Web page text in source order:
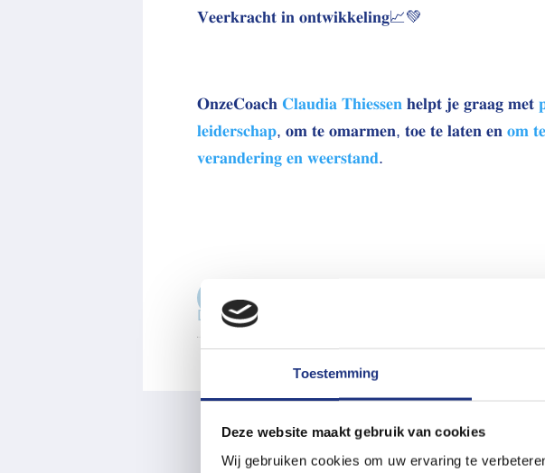
Toestemming
Deze website maakt gebruik van cookies
Wij gebruiken cookies om uw ervaring te
𝐕𝐞𝐞𝐫𝐤𝐫𝐚𝐜𝐡𝐭 𝐢𝐧 𝐨𝐧𝐭𝐰𝐢𝐤𝐤𝐞𝐥𝐢𝐧𝐠📈💚
𝐎𝐧𝐳𝐞𝐂𝐨𝐚𝐜𝐡 𝐂𝐥𝐚𝐮𝐝𝐢𝐚 𝐓𝐡𝐢𝐞𝐬𝐬𝐞𝐧 𝐡𝐞𝐥𝐩𝐭 𝐣𝐞 𝐠𝐫𝐚𝐚𝐠 𝐦𝐞𝐭
𝐥𝐞𝐢𝐝𝐞𝐫𝐬𝐜𝐡𝐚𝐩, 𝐨𝐦 𝐭𝐞 𝐨𝐦𝐚𝐫𝐦𝐞𝐧, 𝐭𝐨𝐞 𝐭𝐞 𝐥𝐚𝐭𝐞𝐧 𝐞𝐧𝐨𝐦
𝐯𝐞𝐫𝐚𝐧𝐝𝐞𝐫𝐢𝐧𝐠 𝐞𝐧 𝐰𝐞𝐞𝐫𝐬𝐭𝐚𝐧𝐝.
Deel deze pagina